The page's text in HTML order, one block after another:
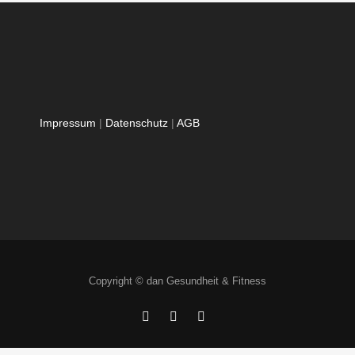
Impressum | Datenschutz | AGB
Copyright © dan Gesundheit & Fitness